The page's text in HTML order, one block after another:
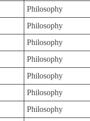
Philosophy
Philosophy
Philosophy
Philosophy
Philosophy
Philosophy
Philosophy